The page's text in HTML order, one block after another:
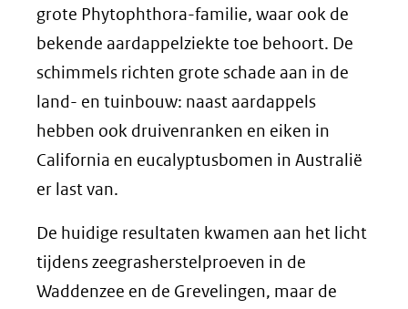
grote Phytophthora-familie, waar ook de
bekende aardappelziekte toe behoort. De
schimmels richten grote schade aan in de
land- en tuinbouw: naast aardappels
hebben ook druivenranken en eiken in
California en eucalyptusbomen in Australië
er last van.
De huidige resultaten kwamen aan het licht
tijdens zeegrasherstelproeven in de
Waddenzee en de Grevelingen, maar de